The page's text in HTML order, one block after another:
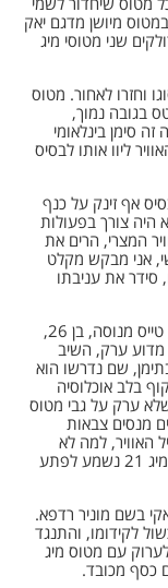
מיושן מדגם יאק
שני מטוסי מיג
וחזרו לאחור. מטוס
טס בגובה נמוך,
סימן בינלאומי
ליוו אותו לבסיס
אף זינק על כנף
צורך בפעולות
המצרי, הרים את
אני מבקש מקלט
סידר את עניבתו
בחקירתו התברר שמדובר במחמוד עבאס חילמי, טייס מנוסה, בן 26,
ערק, השיב
שם נדרשו הוא
בלב אוכלוסיה
ערק על גבי מטוס
שכבר שנים מנסים צבאות
האוויר, למה לא
לעשות זאת?! הרעיון להביא לארץ עריק רכוב על מיג 21 נשמע לפתע
בשם מוניר רדפא.
לקידומו, והתנגד
עם מטוס מיג